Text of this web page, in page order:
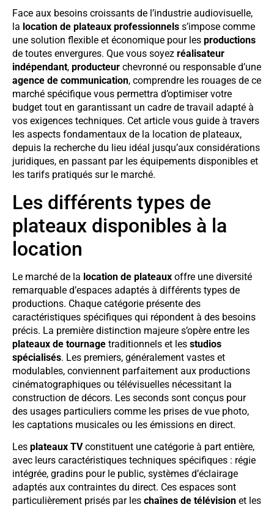
Face aux besoins croissants de l’industrie audiovisuelle,
la location de plateaux professionnels s’impose comme
une solution flexible et économique pour les productions
de toutes envergures. Que vous soyez réalisateur
indépendant, producteur chevronné ou responsable d’une
agence de communication, comprendre les rouages de ce
marché spécifique vous permettra d’optimiser votre
budget tout en garantissant un cadre de travail adapté à
vos exigences techniques. Cet article vous guide à travers
les aspects fondamentaux de la location de plateaux,
depuis la recherche du lieu idéal jusqu’aux considérations
juridiques, en passant par les équipements disponibles et
les tarifs pratiqués sur le marché.
Les différents types de
plateaux disponibles à la
location
Le marché de la location de plateaux offre une diversité
remarquable d’espaces adaptés à différents types de
productions. Chaque catégorie présente des
caractéristiques spécifiques qui répondent à des besoins
précis. La première distinction majeure s’opère entre les
plateaux de tournage traditionnels et les studios
spécialisés. Les premiers, généralement vastes et
modulables, conviennent parfaitement aux productions
cinématographiques ou télévisuelles nécessitant la
construction de décors. Les seconds sont conçus pour
des usages particuliers comme les prises de vue photo,
les captations musicales ou les émissions en direct.
Les plateaux TVconstituent une catégorie à part entière,
avec leurs caractéristiques techniques spécifiques : régie
intégrée, gradins pour le public, systèmes d’éclairage
adaptés aux contraintes du direct. Ces espaces sont
particulièrement prisés par les chaînes de télévision et les